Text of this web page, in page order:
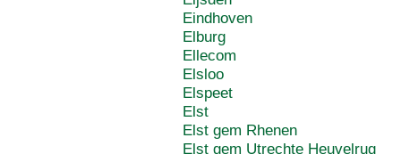
Eindhoven
Elburg
Ellecom
Elsloo
Elspeet
Elst
Elst gem Rhenen
Elst gem Utrechte Heuvelrug